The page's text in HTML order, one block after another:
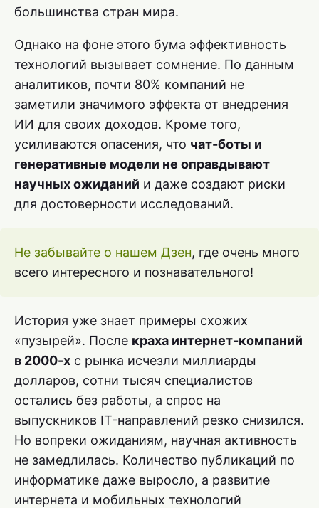
большинства стран мира.
Однако на фоне этого бума эффективность
технологий вызывает сомнение. По данным
аналитиков, почти 80% компаний не
заметили значимого эффекта от внедрения
ИИ для своих доходов. Кроме того,
усиливаются опасения, что чат-боты и
генеративные модели не оправдывают
научных ожиданий и даже создают риски
для достоверности исследований.
Не забывайте о нашем Дзен, где очень много
всего интересного и познавательного!
История уже знает примеры схожих
«пузырей». После краха интернет-компаний
в 2000-х с рынка исчезли миллиарды
долларов, сотни тысяч специалистов
остались без работы, а спрос на
выпускников IT-направлений резко снизился.
Но вопреки ожиданиям, научная активность
не замедлилась. Количество публикаций по
информатике даже выросло, а развитие
интернета и мобильных технологий